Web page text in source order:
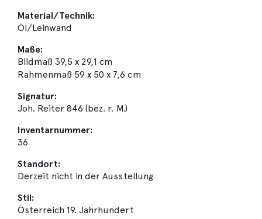
Material/Technik:
Öl/Leinwand
Maße:
Bildmaß 39,5 x 29,1 cm
Rahmenmaß 59 x 50 x 7,6 cm
Signatur:
Joh. Reiter 846 (bez. r. M.)
Inventarnummer:
36
Standort:
Derzeit nicht in der Ausstellung
Stil:
Österreich 19. Jahrhundert